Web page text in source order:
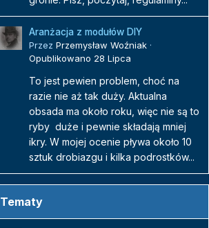
Aranżacja z modułów DIY
Przez Przemysław Woźniak ·
Opublikowano 28 Lipca
To jest pewien problem, choć na
razie nie aż tak duży. Aktualna
obsada ma około roku, więc nie są to
ryby duże i pewnie składają mniej
ikry. W mojej ocenie pływa około 10
sztuk drobiazgu i kilka podrostków...
Tematy